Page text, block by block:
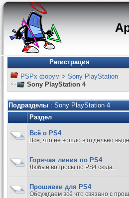
Регистрация
PSPx форум > Sony PlayStation
Sony PlayStation 4
Подразделы : Sony PlayStation 4
Раздел
Всё о PS4
Всё, что не вошло в отдельно
Горячая линия по PS4
Любые вопросы по PS4 сюда...
Прошивки для PS4
Обсуждаем всё что связано с